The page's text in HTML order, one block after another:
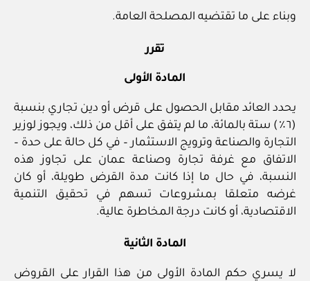
وبناء على ما تقتضيه المصلحة العامة.
تقرر
المادة الأولى
يحدد العائد مقابل الحصول على قرض أو دين تجاري بنسبة
(٦٪) ستة بالمائة، ما لم يتفق على أقل من ذلك، ويجوز لوزير
التجارة والصناعة وترويج الاستثمار – في كل حالة على حدة –
الاتفاق مع غرفة تجارة وصناعة عمان على تجاوز هذه
النسبة، في حال ما إذا كانت مدة القرض طويلة، أو كان
غرضه متعلقا بمشروعات تسهم في تحقيق التنمية
الاقتصادية، أو كانت درجة المخاطرة عالية.
المادة الثانية
لا يسري حكم المادة الأولى من هذا القرار على القروض